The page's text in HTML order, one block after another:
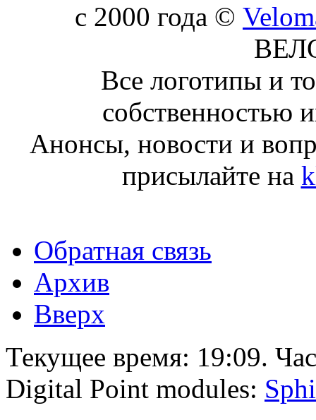
c 2000 года ©
Все логотипы и
собственностью
Анонсы, новости и
присылайте на
Обратная связь
Архив
Вверх
Текущее время: 19:09.
Digital Point modules: